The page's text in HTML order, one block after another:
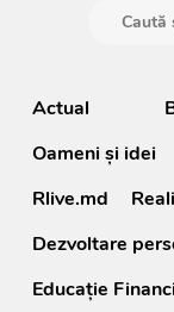
Actual
Oameni şi idei
Rlive.md
Dezvoltare
Educație